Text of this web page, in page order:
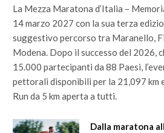
La Mezza Maratona d’Italia –
14 marzo 2027 con la sua terza
suggestivo percorso tra Maranello,
Modena. Dopo il successo del 2026,
15.000 partecipanti da 88 Paesi,
pettorali disponibili per la 21,097 km
Run da 5 km aperta a tutti.
Dalla maratona